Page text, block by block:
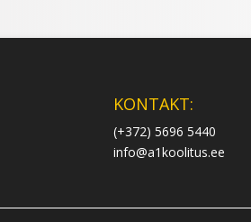
KONTAKT:
(+372) 5696 5440
info@a1koolitus.ee